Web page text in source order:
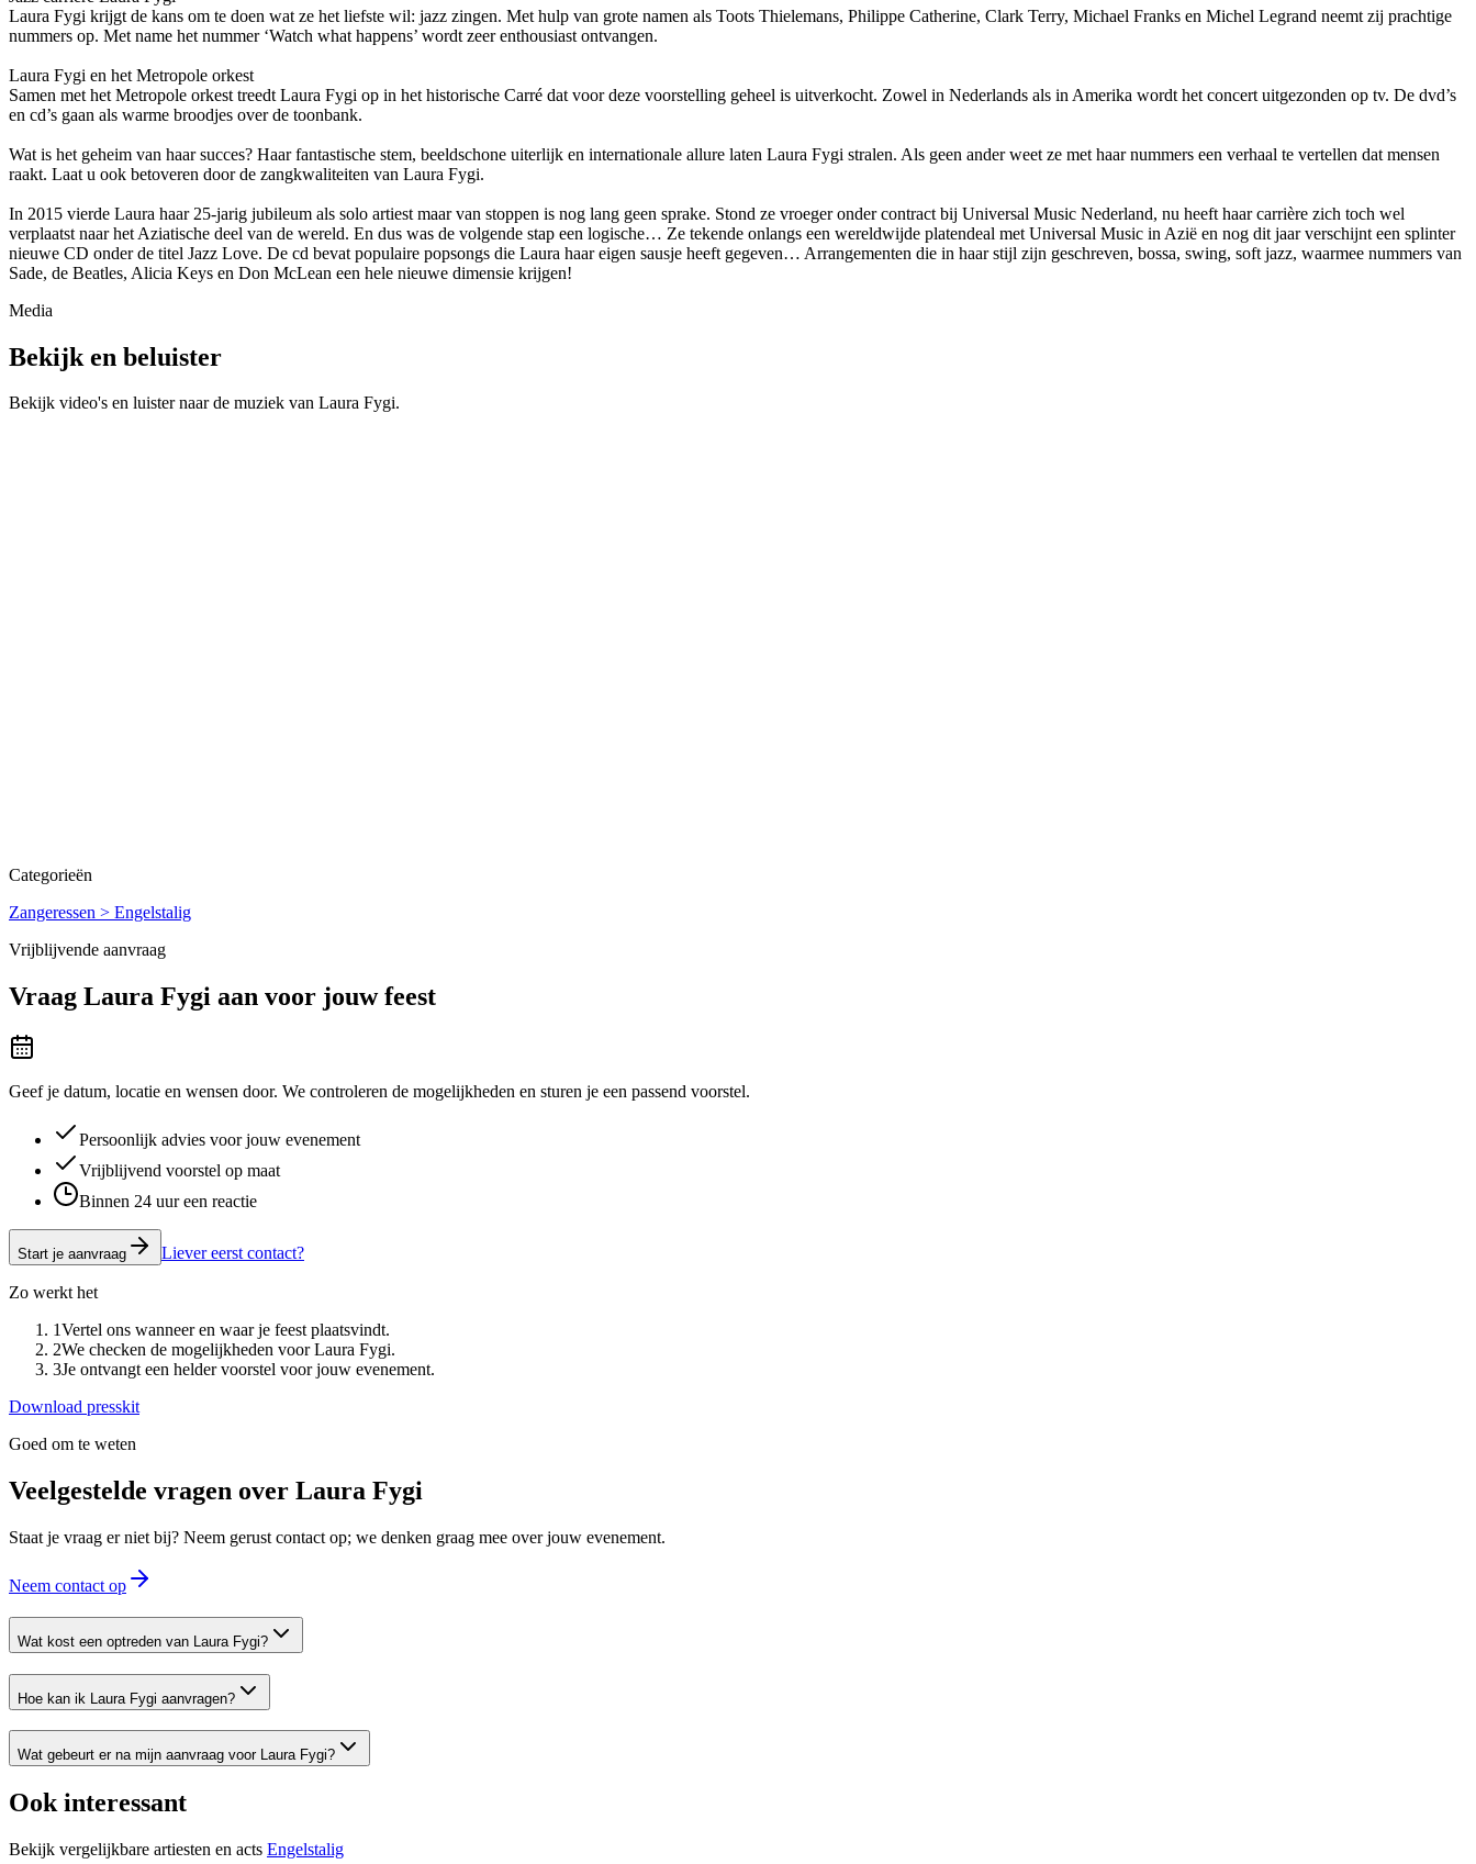
Laura Fygi krijgt de kans om te doen wat ze het liefste wil: jazz zingen. Met hulp van grote namen als Toots Thielemans, Philippe Catherine, Clark Terry, Michael Franks en Michel Legrand neemt zij prachtige
nummers op. Met name het nummer ‘Watch what happens’ wordt zeer enthousiast ontvangen.
Laura Fygi en het Metropole orkest
Samen met het Metropole orkest treedt Laura Fygi op in het historische Carré dat voor deze voorstelling geheel is uitverkocht. Zowel in Nederlands als in Amerika wordt het concert uitgezonden op tv. De dvd’s
en cd’s gaan als warme broodjes over de toonbank.
Wat is het geheim van haar succes? Haar fantastische stem, beeldschone uiterlijk en internationale allure laten Laura Fygi stralen. Als geen ander weet ze met haar nummers een verhaal te vertellen dat mensen
raakt. Laat u ook betoveren door de zangkwaliteiten van Laura Fygi.
In 2015 vierde Laura haar 25-jarig jubileum als solo artiest maar van stoppen is nog lang geen sprake. Stond ze vroeger onder contract bij Universal Music Nederland, nu heeft haar carrière zich toch wel
verplaatst naar het Aziatische deel van de wereld. En dus was de volgende stap een logische… Ze tekende onlangs een wereldwijde platendeal met Universal Music in Azië en nog dit jaar verschijnt een splinter
nieuwe CD onder de titel Jazz Love. De cd bevat populaire popsongs die Laura haar eigen sausje heeft gegeven… Arrangementen die in haar stijl zijn geschreven, bossa, swing, soft jazz, waarmee nummers van
Sade, de Beatles, Alicia Keys en Don McLean een hele nieuwe dimensie krijgen!
Media
Bekijk en beluister
Bekijk video's en luister naar de muziek van Laura Fygi.
Categorieën
Zangeressen > Engelstalig
Vrijblijvende aanvraag
Vraag Laura Fygi aan voor jouw feest
Geef je datum, locatie en wensen door. We controleren de mogelijkheden en sturen je een passend voorstel.
Persoonlijk advies voor jouw evenement
Vrijblijvend voorstel op maat
Binnen 24 uur een reactie
Start je aanvraag Liever eerst contact?
Zo werkt het
1Vertel ons wanneer en waar je feest plaatsvindt.
2We checken de mogelijkheden voor Laura Fygi.
3Je ontvangt een helder voorstel voor jouw evenement.
Download presskit
Goed om te weten
Veelgestelde vragen over Laura Fygi
Staat je vraag er niet bij? Neem gerust contact op; we denken graag mee over jouw evenement.
Neem contact op
Wat kost een optreden van Laura Fygi?
Hoe kan ik Laura Fygi aanvragen?
Wat gebeurt er na mijn aanvraag voor Laura Fygi?
Ook interessant
Bekijk vergelijkbare artiesten en acts Engelstalig